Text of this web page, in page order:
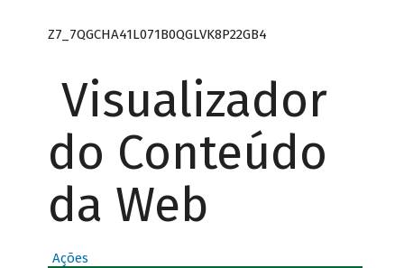
Z7_7QGCHA41L071B0QGLVK8P22GB4
Visualizador
do Conteúdo
da Web
Ações